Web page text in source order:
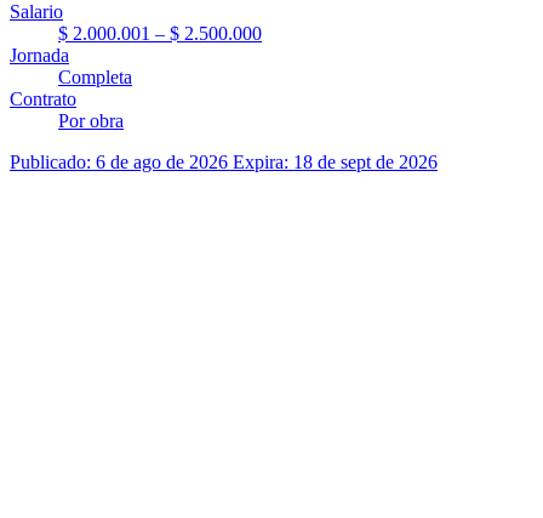
Salario
$ 2.000.001 – $ 2.500.000
Jornada
Completa
Contrato
Por obra
Publicado: 6 de ago de 2026 Expira: 18 de sept de 2026